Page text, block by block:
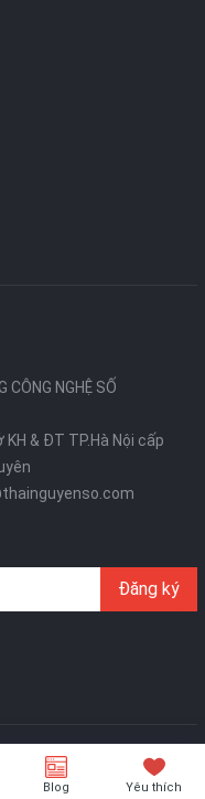
NGHỆ SỐ
& ĐT TP.Hà Nội cấp
Đăng ký
bởi
TÂNKHANG
Blog Yêu thích